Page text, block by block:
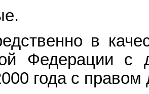
в
Федерации с
года с правом